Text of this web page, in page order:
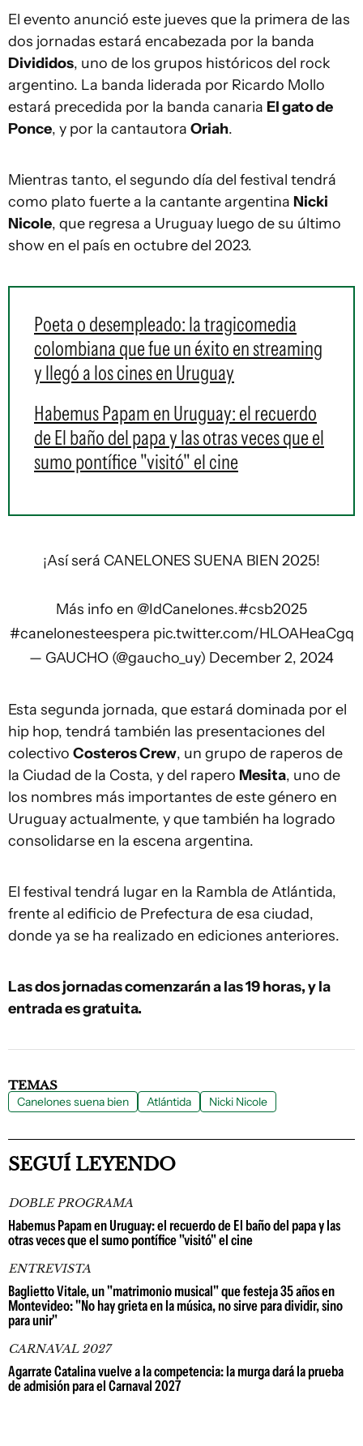
El evento anunció este jueves que la primera de las
dos jornadas estará encabezada por la banda
Divididos, uno de los grupos históricos del rock
argentino. La banda liderada por Ricardo Mollo
estará precedida por la banda canaria El gato de
Ponce, y por la cantautora Oriah.
Mientras tanto, el segundo día del festival tendrá
como plato fuerte a la cantante argentina Nicki
Nicole, que regresa a Uruguay luego de su último
show en el país en octubre del 2023.
Poeta o desempleado: la tragicomedia
colombiana que fue un éxito en streaming
y llegó a los cines en Uruguay
Habemus Papam en Uruguay: el recuerdo
de El baño del papa y las otras veces que el
sumo pontífice "visitó" el cine
¡Así será CANELONES SUENA BIEN 2025!
Más info en @IdCanelones.#csb2025
#canelonesteespera pic.twitter.com/HLOAHeaCgq
— GAUCHO (@gaucho_uy) December 2, 2024
Esta segunda jornada, que estará dominada por el
hip hop, tendrá también las presentaciones del
colectivo Costeros Crew, un grupo de raperos de
la Ciudad de la Costa, y del rapero Mesita, uno de
los nombres más importantes de este género en
Uruguay actualmente, y que también ha logrado
consolidarse en la escena argentina.
El festival tendrá lugar en la Rambla de Atlántida,
frente al edificio de Prefectura de esa ciudad,
donde ya se ha realizado en ediciones anteriores.
Las dos jornadas comenzarán a las 19 horas, y la
entrada es gratuita.
TEMAS
Canelones suena bien Atlántida Nicki Nicole
SEGUÍ LEYENDO
DOBLE PROGRAMA
Habemus Papam en Uruguay: el recuerdo de El baño del papa y las
otras veces que el sumo pontífice "visitó" el cine
ENTREVISTA
Baglietto Vitale, un "matrimonio musical" que festeja 35 años en
Montevideo: "No hay grieta en la música, no sirve para dividir, sino
para unir"
CARNAVAL 2027
Agarrate Catalina vuelve a la competencia: la murga dará la prueba
de admisión para el Carnaval 2027